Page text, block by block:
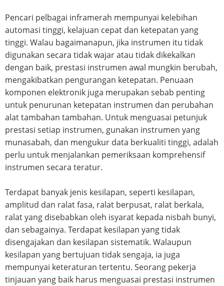
Pencari pelbagai inframerah mempunyai kelebihan
automasi tinggi, kelajuan cepat dan ketepatan yang
tinggi. Walau bagaimanapun, jika instrumen itu tidak
digunakan secara tidak wajar atau tidak dikekalkan
dengan baik, prestasi instrumen awal mungkin berubah,
mengakibatkan pengurangan ketepatan. Penuaan
komponen elektronik juga merupakan sebab penting
untuk penurunan ketepatan instrumen dan perubahan
alat tambahan tambahan. Untuk menguasai petunjuk
prestasi setiap instrumen, gunakan instrumen yang
munasabah, dan mengukur data berkualiti tinggi, adalah
perlu untuk menjalankan pemeriksaan komprehensif
instrumen secara teratur.
Terdapat banyak jenis kesilapan, seperti kesilapan,
amplitud dan ralat fasa, ralat berpusat, ralat berkala,
ralat yang disebabkan oleh isyarat kepada nisbah bunyi,
dan sebagainya. Terdapat kesilapan yang tidak
disengajakan dan kesilapan sistematik. Walaupun
kesilapan yang bertujuan tidak sengaja, ia juga
mempunyai keteraturan tertentu. Seorang pekerja
tinjauan yang baik harus menguasai prestasi instrumen